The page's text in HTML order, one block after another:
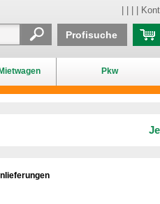
Pkw
Profisuche